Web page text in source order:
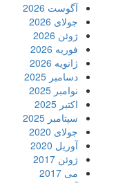
آگوست 2026
جولای 2026
ژوئن 2026
فوریه 2026
ژانویه 2026
دسامبر 2025
نوامبر 2025
اکتبر 2025
سپتامبر 2025
جولای 2020
آوریل 2020
ژوئن 2017
می 2017